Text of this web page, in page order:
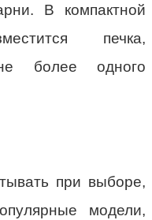
В компактной
печка,
более одного
при выборе,
модели,